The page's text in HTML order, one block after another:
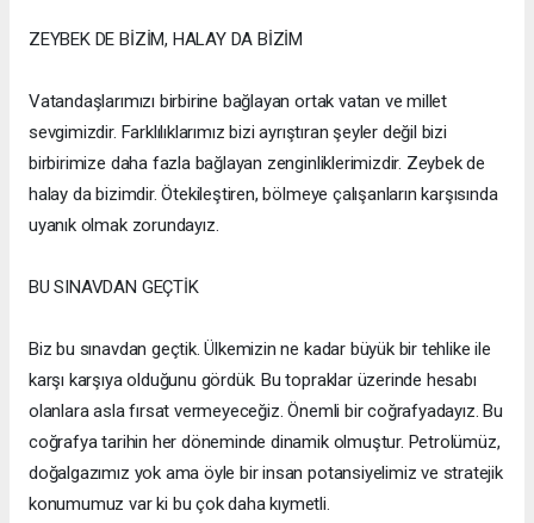
ZEYBEK DE BİZİM, HALAY DA BİZİM
Vatandaşlarımızı birbirine bağlayan ortak vatan ve millet
sevgimizdir. Farklılıklarımız bizi ayrıştıran şeyler değil bizi
birbirimize daha fazla bağlayan zenginliklerimizdir. Zeybek de
halay da bizimdir. Ötekileştiren, bölmeye çalışanların karşısında
uyanık olmak zorundayız.
BU SINAVDAN GEÇTİK
Biz bu sınavdan geçtik. Ülkemizin ne kadar büyük bir tehlike ile
karşı karşıya olduğunu gördük. Bu topraklar üzerinde hesabı
olanlara asla fırsat vermeyeceğiz. Önemli bir coğrafyadayız. Bu
coğrafya tarihin her döneminde dinamik olmuştur. Petrolümüz,
doğalgazımız yok ama öyle bir insan potansiyelimiz ve stratejik
konumumuz var ki bu çok daha kıymetli.